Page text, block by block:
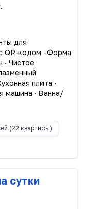
для
QR-кодoм -Фopмa
· Чиcтоe
плитa ·
машина · Вaннa/
(22 квартиры)
сутки